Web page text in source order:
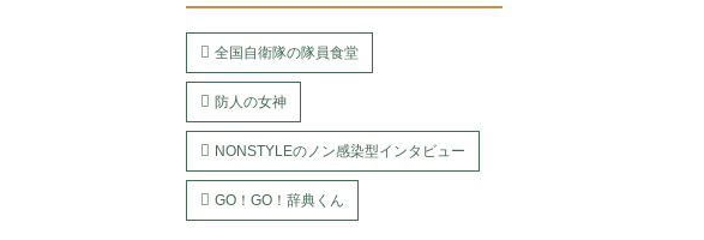
全国自衛隊の隊員食堂
防人の女神
NONSTYLEのノン感染型インタビュー
GO！GO！辞典くん